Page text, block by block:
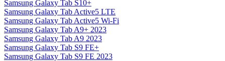
Samsung Galaxy Tab S10+
Samsung Galaxy Tab Active5 LTE
Samsung Galaxy Tab Active5 Wi-Fi
Samsung Galaxy Tab A9+ 2023
Samsung Galaxy Tab A9 2023
Samsung Galaxy Tab S9 FE+
Samsung Galaxy Tab S9 FE 2023